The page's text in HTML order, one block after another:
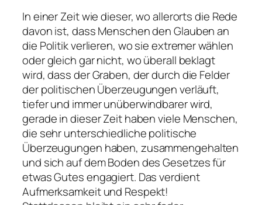
In einer Zeit wie dieser, wo allerorts die Rede
davon ist, dass Menschen den Glauben an
die Politik verlieren, wo sie extremer wählen
oder gleich gar nicht, wo überall beklagt
wird, dass der Graben, der durch die Felder
der politischen Überzeugungen verläuft,
tiefer und immer unüberwindbarer wird,
gerade in dieser Zeit haben viele Menschen,
die sehr unterschiedliche politische
Überzeugungen haben, zusammengehalten
und sich auf dem Boden des Gesetzes für
etwas Gutes engagiert. Das verdient
Aufmerksamkeit und Respekt!